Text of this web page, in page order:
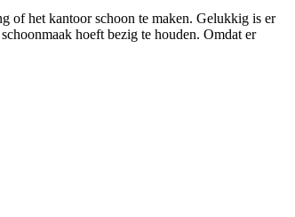
of het kantoor schoon te maken. Gelukkig is er
hoeft bezig te houden. Omdat er